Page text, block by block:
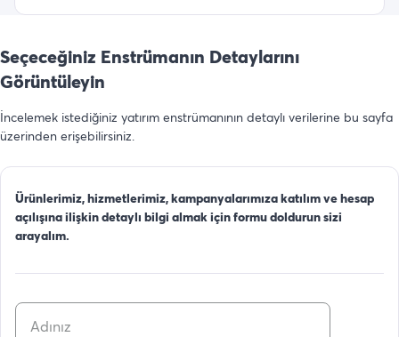
Seçeceğiniz Enstrümanın Detaylarını
Görüntüleyin
İncelemek istediğiniz yatırım enstrümanının detaylı verilerine bu sayfa
üzerinden erişebilirsiniz.
Ürünlerimiz, hizmetlerimiz, kampanyalarımıza katılım ve hesap
açılışına ilişkin detaylı bilgi almak için formu doldurun sizi
arayalım.